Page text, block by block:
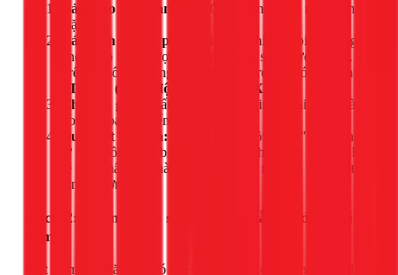
Đảm bảo máy đang bật:
Cắm điện và bật nguồn máy
giặt.
Xác định tổ hợp phím:
Tìm hai phím có biểu tượng ổ
khóa nhỏ hoặc được chỉ định trong sách hướng dẫn.
Trên đa số các dòng máy giặt Electrolux, đó là phím
"Temp" (Nhiệt độ)
"Rinse" (Xả)
Nhấn và giữ:
Nhấn đồng thời và giữ cả hai phím này
trong khoảng 5 đến 10 giây.
Quan sát kết quả: Bạn sẽ nghe một tiếng "tách" nhẹ
từ cửa, đồng thời biểu tượng chìa khóa trên màn hình
sẽ biến mất. Lúc này, bạn đã có thể mở cửa máy giặt
bình thường.
Cách 2: Tham khảo sách hướng dẫn sử dụng đi
kèm
Một số model đặc biệt có thể sử dụng tổ hợp phím khác. Nếu